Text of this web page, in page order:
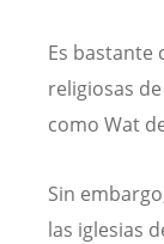
Es bastante
religiosas
como Wat
Sin
las iglesias